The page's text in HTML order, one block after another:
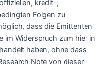
kredit-,
Folgen zu
dass die Emittenten
im Widerspruch zum hier in
haben, ohne dass
Note von dieser